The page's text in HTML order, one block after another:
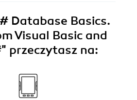
Database Basics.
Visual Basic and
przeczytasz na: